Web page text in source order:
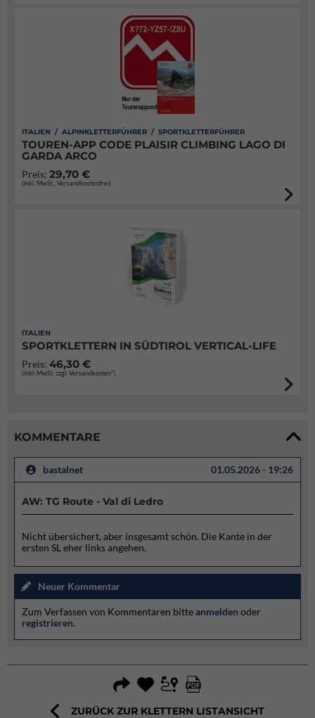
ITALIEN / ALPINKLETTERFÜHRER / SPORTKLETTERFÜHRER
TOUREN-APP CODE PLAISIR CLIMBING LAGO DI
GARDA ARCO
Preis: 29,70 €
(inkl. MwSt., Versandkostenfrei)
ITALIEN
SPORTKLETTERN IN SÜDTIROL VERTICAL-LIFE
Preis: 46,30 €
(inkl. MwSt. zzgl. Versandkosten*)
KOMMENTARE
bastalnet 01.05.2026 - 19:26
AW: TG Route - Val di Ledro
Nicht übersichert, aber insgesamt schön. Die Kante in der
ersten SL eher links angehen.
Neuer Kommentar
Zum Verfassen von Kommentaren bitteanmelden oder
registrieren.
ZURÜCK ZUR KLETTERN LISTANSICHT